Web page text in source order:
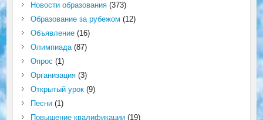
Новости образования(373)
Образование за рубежом (12)
Объявление(16)
Олимпиада(87)
Опрос (1)
Организация(3)
Открытый урок(9)
Песни(1)
Повышение квалификации(19)